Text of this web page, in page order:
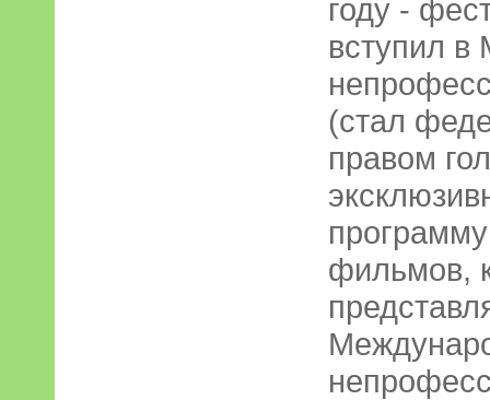
году -
вступил
(стал
правом
фильмов,